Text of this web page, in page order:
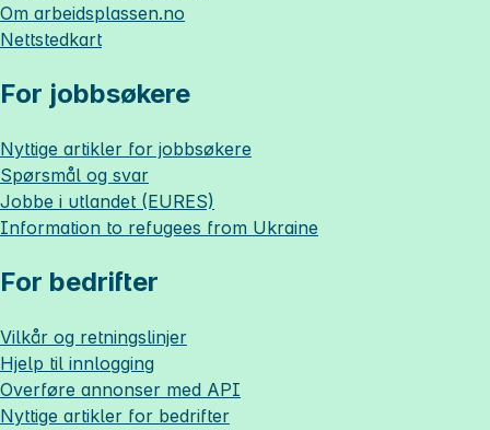
Om arbeidsplassen.no
Nettstedkart
For jobbsøkere
Nyttige artikler for jobbsøkere
Spørsmål og svar
Jobbe i utlandet (EURES)
Information to refugees from Ukraine
For bedrifter
Vilkår og retningslinjer
Hjelp til innlogging
Overføre annonser med API
Nyttige artikler for bedrifter